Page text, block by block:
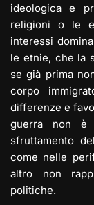
ideologica e
religioni o le
interessi
le etnie, che la
se già prima
corpo
differenze e
guerra non è
sfruttamento
come nelle
altro non
politiche.